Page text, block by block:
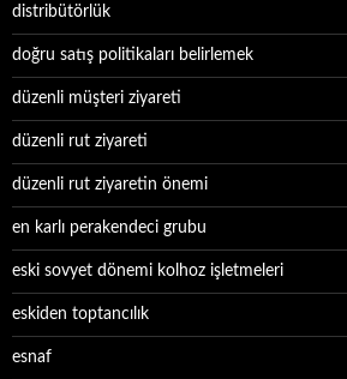
distribütörlük
doğru satış politikaları belirlemek
düzenli müşteri ziyareti
düzenli rut ziyareti
düzenli rut ziyaretin önemi
en karlı perakendeci grubu
eski sovyet dönemi kolhoz işletmeleri
eskiden toptancılık
esnaf